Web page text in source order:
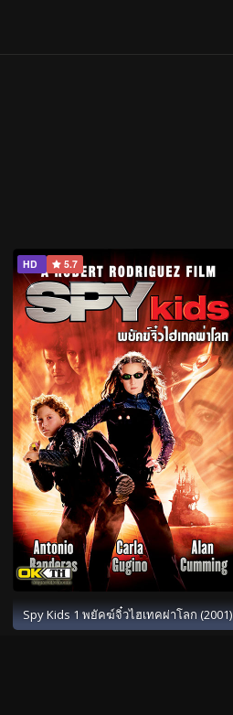
HD 5.7
Spy Kids 1 พยัคฆ์จิ๋วไฮเทคผ่าโลก (2001)